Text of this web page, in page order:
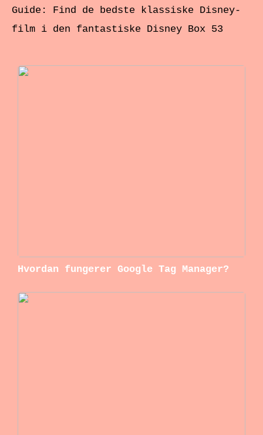
Guide: Find de bedste klassiske Disney-
film i den fantastiske Disney Box 53
Hvordan fungerer Google Tag Manager?